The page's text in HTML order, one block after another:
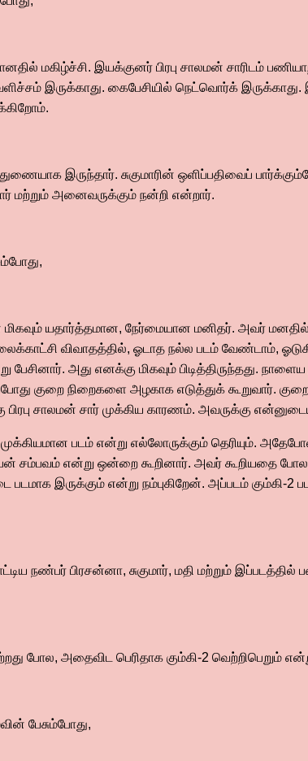
மகிழ்ச்சி. இயக்குனர் பிரபு சாலமன் சாரிடம்
வெளிச்சம் இருக்காது. கைபேசியில் நெட்வொர்க்
இருந்தார். சுகுமாரின் ஒளிப்பதிவைப்
மற்றும் அனைவருக்கும் நன்றி என்றார்.
மிகவும் யதார்த்தமான, நேர்மையான மனிதர். அவர்
விவாதத்தில், ஓடாத நல்ல படம் வேண்டாம்,
அது எனக்கு மிகவும் பிடித்திருந்தது.
குறை நிறைகளை அழகாக எடுத்துக் கூறுவார்.
பிரபு சாலமன் சார் முக்கிய காரணம். அவருக்கு
முக்கியமான படம் என்று எல்லோருக்கும் தெரியும்.
சம்பவம் என்று ஒன்றை கூறினார். அவர் கூறியதை போல
இருக்கும் என்று நம்புகிறேன். அப்படம் கும்கி-2
நண்பர் பிரசன்னா, சுகுமார், மதி மற்றும்
போல, அதைவிட பெரிதாக கும்கி-2 வெற்றிபெறும்
பேசும்போது,